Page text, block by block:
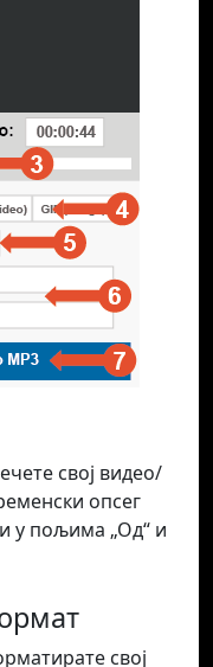
свој видео/
опсег
у пољима „Од“ и
свој